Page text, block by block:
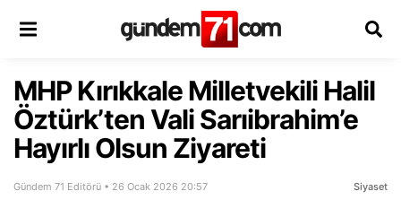
MHP Kırıkkale Milletvekili Halil
Öztürk’ten Vali Sarıibrahim’e
Hayırlı Olsun Ziyareti
Gündem 71 Editörü • 26 Ocak 2026 20:57 Siyaset